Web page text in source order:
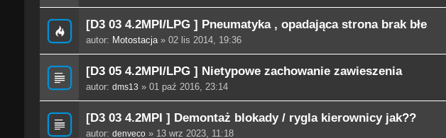
[D3 03 4.2MPI/LPG ] Pneumatyka , opadająca strona brak błe
autor: Motostacja» 02 lis 2014, 19:36
[D3 05 4.2MPI/LPG ] Nietypowe zachowanie zawieszenia
autor: dms13 » 01 paź 2016, 23:14
[D3 03 4.2MPI ] Demontaż blokady / rygla kierownicy jak??
autor: denveco» 13 wrz 2023, 11:18